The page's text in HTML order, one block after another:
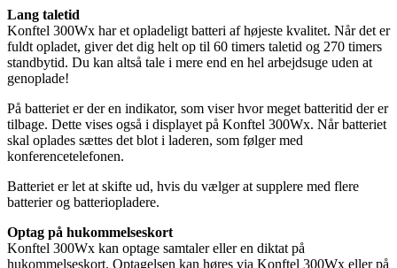
Lang taletid
Konftel 300Wx har et opladeligt batteri af højeste kvalitet. Når det er
fuldt opladet, giver det dig helt op til 60 timers taletid og 270 timers
standbytid. Du kan altså tale i mere end en hel arbejdsuge uden at
genoplade!
På batteriet er der en indikator, som viser hvor meget batteritid der er
tilbage. Dette vises også i displayet på Konftel 300Wx. Når batteriet
skal oplades sættes det blot i laderen, som følger med
konferencetelefonen.
Batteriet er let at skifte ud, hvis du vælger at supplere med flere
batterier og batteriopladere.
Optag på hukommelseskort
Konftel 300Wx kan optage samtaler eller en diktat på
hukommelseskort. Optagelsen kan høres via Konftel 300Wx eller på